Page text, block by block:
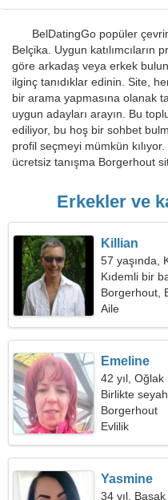
BelDatingGo popüler
Belçika. Uygun
göre arkadaş veya erkek
ilginç tanıdıklar edinin. Site,
bir arama yapmasına olanak
uygun adayları arayın. Bu
ediliyor, bu hoş bir sohbet
profil seçmeyi mümkün
ücretsiz tanışma Borgerhout
Erkekler ve
Killian
57 yaşında,
Kıdemli bir
Borgerhout,
Aile
Emeline
42 yıl, Oğlak
Birlikte
ihtiyacım var
Borgerhout
Evlilik
Yasmine
34 yıl, Başak